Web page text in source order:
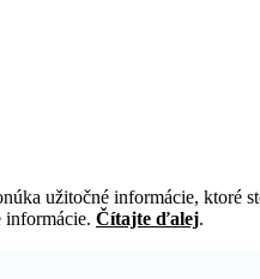
užitočné informácie, ktoré
informácie. Čítajte ďalej.